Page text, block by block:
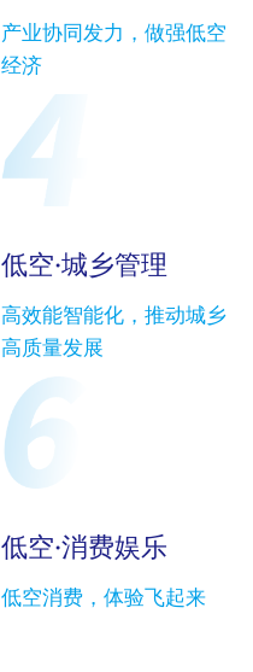
产业协同发力，做强低空
经济
低空·城乡管理
高效能智能化，推动城乡
高质量发展
低空·消费娱乐
低空消费，体验飞起来